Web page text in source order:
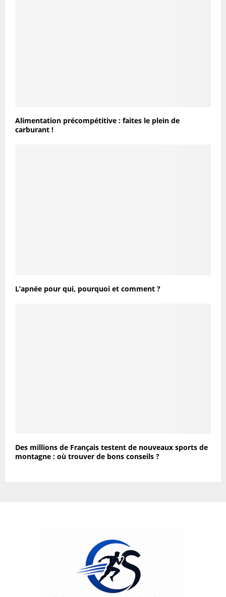
Alimentation précompétitive : faites le plein de
carburant !
L’apnée pour qui, pourquoi et comment ?
Des millions de Français testent de nouveaux sports de
montagne : où trouver de bons conseils ?